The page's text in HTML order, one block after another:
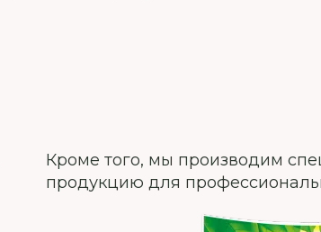
Кроме того, мы производим
продукцию для